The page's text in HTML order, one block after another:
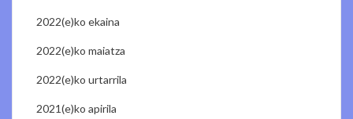
2022(e)ko ekaina
2022(e)ko maiatza
2022(e)ko urtarrila
2021(e)ko apirila